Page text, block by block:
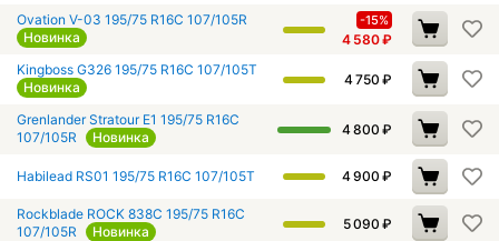
Ovation V-03 195/75 R16C 107/105R
Новинка
-15%
4 580₽
Kingboss G326 195/75 R16C 107/105T
Новинка
4 750 ₽
Grenlander Stratour E1 195/75 R16C
107/105R
Новинка 4 800 ₽
Habilead RS01 195/75 R16C 107/105T 4 900 ₽
Rockblade ROCK 838C 195/75 R16C
107/105R
Новинка 5 090 ₽